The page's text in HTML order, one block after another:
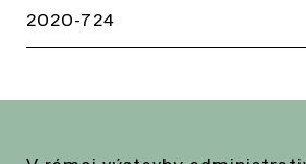
2020-724